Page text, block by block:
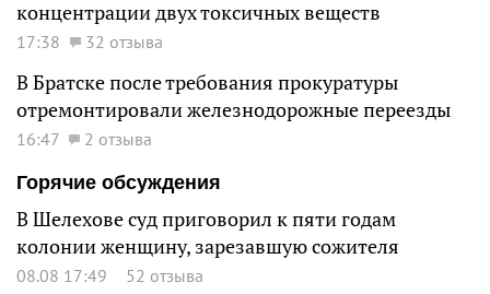
концентрации двух токсичных веществ
17:38 32 отзыва
В Братске после требования прокуратуры
отремонтировали железнодорожные переезды
16:47
2 отзыва
Горячие обсуждения
В Шелехове суд приговорил к пяти годам
колонии женщину, зарезавшую сожителя
08.08 17:49 52 отзыва